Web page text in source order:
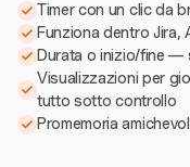
Timer con un clic da
Funziona dentro Jira,
Durata o inizio/fine —
Visualizzazioni per
tutto sotto controllo
Promemoria